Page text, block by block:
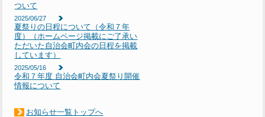
ついて
2025/06/27
夏祭りの日程について（令和７年
度）（ホームページ掲載にご了承い
ただいた自治会町内会の日程を掲載
しています）
2025/05/16
令和７年度 自治会町内会夏祭り開催
情報について
お知らせ一覧トップへ